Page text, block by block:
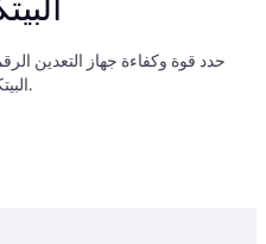
حدد قوة وكفاءة جهاز التعدين
البيتكوين.